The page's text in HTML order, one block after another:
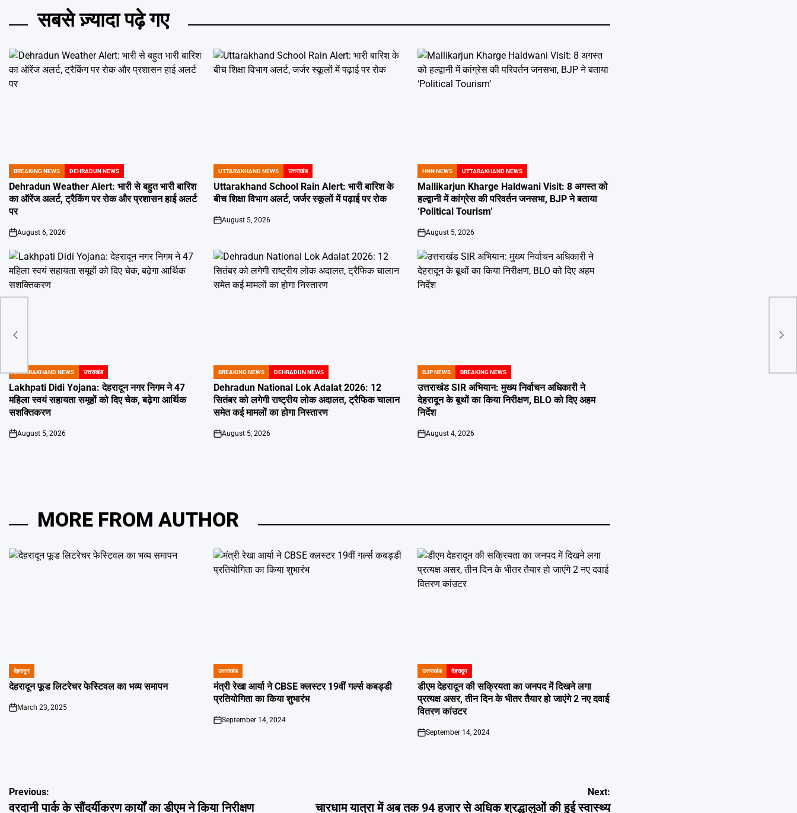
सबसे ज़्यादा पढ़े गए
POSTED
IN
BREAKING NEWS DEHRADUN NEWS
Dehradun Weather Alert: भारी से बहुत भारी बारिश
का ऑरेंज अलर्ट, ट्रैकिंग पर रोक और प्रशासन हाई अलर्ट
पर
on
August 6, 2026
POSTED
IN
UTTARAKHAND NEWS उत्तराखंड
Uttarakhand School Rain Alert: भारी बारिश के
बीच शिक्षा विभाग अलर्ट, जर्जर स्कूलों में पढ़ाई पर रोक
on
August 5, 2026
POSTED
IN
HNN NEWS UTTARAKHAND NEWS
Mallikarjun Kharge Haldwani Visit: 8 अगस्त को
हल्द्वानी में कांग्रेस की परिवर्तन जनसभा, BJP ने बताया
‘Political Tourism’
on
August 5, 2026
POSTED
IN
UTTARAKHAND NEWS उत्तराखंड
Lakhpati Didi Yojana: देहरादून नगर निगम ने 47
महिला स्वयं सहायता समूहों को दिए चेक, बढ़ेगा आर्थिक
सशक्तिकरण
on
August 5, 2026
POSTED
IN
BREAKING NEWS DEHRADUN NEWS
Dehradun National Lok Adalat 2026: 12
सितंबर को लगेगी राष्ट्रीय लोक अदालत, ट्रैफिक चालान
समेत कई मामलों का होगा निस्तारण
on
August 5, 2026
POSTED
IN
BJP NEWS BREAKING NEWS
उत्तराखंड SIR अभियान: मुख्य निर्वाचन अधिकारी ने
देहरादून के बूथों का किया निरीक्षण, BLO को दिए अहम
निर्देश
on
August 4, 2026
MORE FROM AUTHOR
POSTED
IN
देहरादून
देहरादून फूड लिटरेचर फेस्टिवल का भव्य समापन
on
March 23, 2025
POSTED
IN
उत्तराखंड
मंत्री रेखा आर्या ने CBSE क्लस्टर 19वीं गर्ल्स कबड्डी
प्रतियोगिता का किया शुभारंभ
on
September 14, 2024
POSTED
IN
उत्तराखंड देहरादून
डीएम देहरादून की सक्रियता का जनपद में दिखने लगा
प्रत्यक्ष असर, तीन दिन के भीतर तैयार हो जाएंगे 2 नए दवाई
वितरण कांउटर
on
September 14, 2024
Post
Previous:
वरदानी पार्क के सौंदर्यीकरण कार्यों का डीएम ने किया निरीक्षण
Next:
चारधाम यात्रा में अब तक 94 हजार से अधिक श्रद्धालुओं की हुई स्वास्थ्य